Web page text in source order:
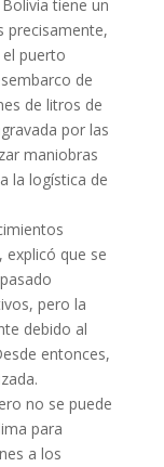
tiene un
precisamente,
puerto
de
de litros de
por las
maniobras
la logística de
explicó que se
pero la
debido al
entonces,
no se puede
para
a los